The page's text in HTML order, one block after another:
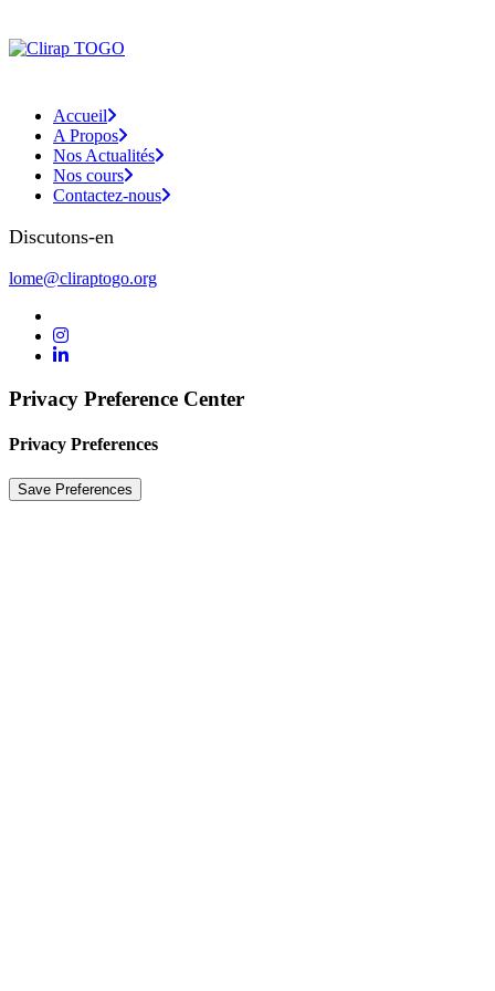
Accueil
A Propos
Nos Actualités
Nos cours
Contactez-nous
Discutons-en
lome@cliraptogo.org
Privacy Preference Center
Privacy Preferences